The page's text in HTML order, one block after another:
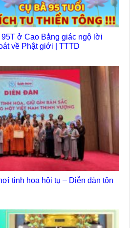
ở Cao Bằng giác ngộ lời
về Phật giới | TTTD
tinh hoa hội tụ – Diễn đàn tôn